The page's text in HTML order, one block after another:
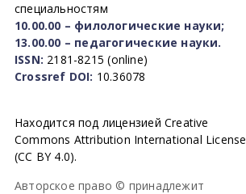
специальностям
10.00.00 – филологические науки;
13.00.00 – педагогические науки.
ISSN: 2181-8215 (online)
Crossref DOI: 10.36078
Находится под лицензией Creative
Commons Attribution International License
(CC BY 4.0).
Авторское право © принадлежит